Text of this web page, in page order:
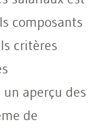
composants
critères
un aperçu des
de